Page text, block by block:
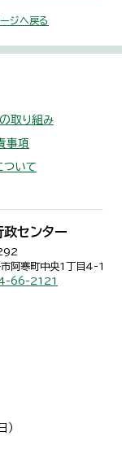
ージへ戻る
取り組み
事項
ついて
政センター
阿寒町中央1丁目4-1
66-2121